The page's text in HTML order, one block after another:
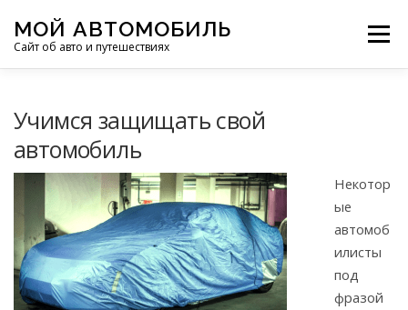
содержимому
МОЙ АВТОМОБИЛЬ
Сайт об авто и путешествиях
Меню
МОТОЦИКЛЫ ЭТО ИНТЕРЕСНО
ФОТООТЧЕТЫ ОСТАЛЬНОЕ
Учимся защищать свой
автомобиль
Некотор
ые
автомоб
илисты
под
фразой